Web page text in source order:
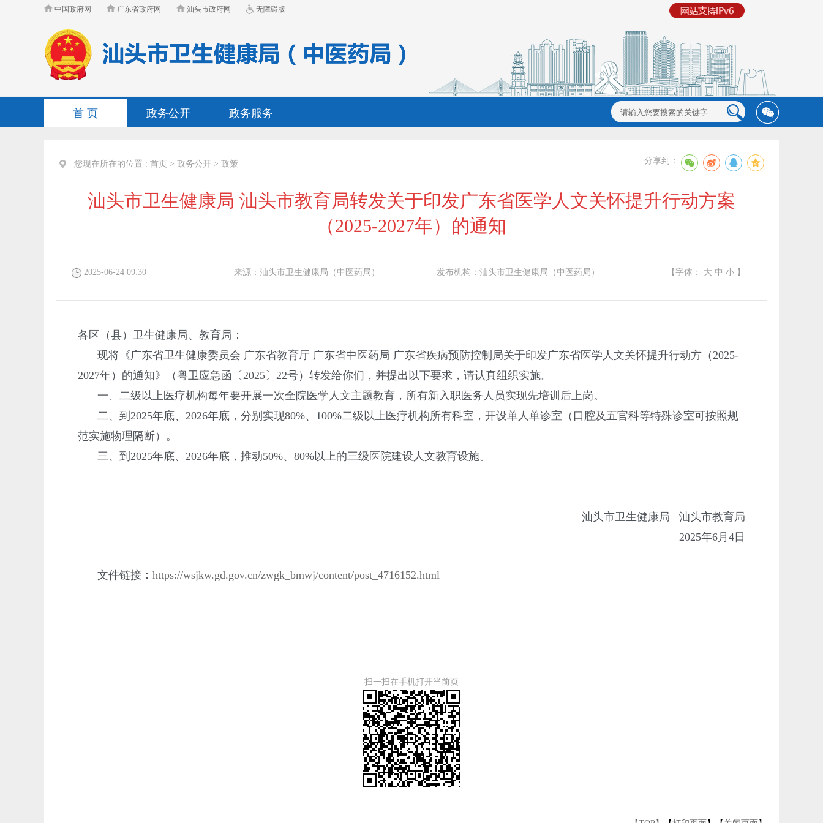
中国政府网 广东省政府网 汕头市政府网 无障碍版
首 页 政务公开 政务服务
您现在所在的位置 : 首页 > 政务公开 > 政策 分享到：
汕头市卫生健康局 汕头市教育局转发关于印发广东省医学人文关怀提升行动方案
（2025-2027年）的通知
2025-06-24 09:30 来源： 汕头市卫生健康局（中医药局） 发布机构： 汕头市卫生健康局（中医药局） 【字体： 大 中小 】
各区（县）卫生健康局、教育局：
现将《广东省卫生健康委员会 广东省教育厅 广东省中医药局 广东省疾病预防控制局关于印发广东省医学人文关怀提升行动方（2025-
2027年）的通知》（粤卫应急函〔2025〕22号）转发给你们，并提出以下要求，请认真组织实施。
一、二级以上医疗机构每年要开展一次全院医学人文主题教育，所有新入职医务人员实现先培训后上岗。
二、到2025年底、2026年底，分别实现80%、100%二级以上医疗机构所有科室，开设单人单诊室（口腔及五官科等特殊诊室可按照规
范实施物理隔断）。
三、到2025年底、2026年底，推动50%、80%以上的三级医院建设人文教育设施。
汕头市卫生健康局 汕头市教育局
2025年6月4日
文件链接： https://wsjkw.gd.gov.cn/zwgk_bmwj/content/post_4716152.html
扫一扫在手机打开当前页